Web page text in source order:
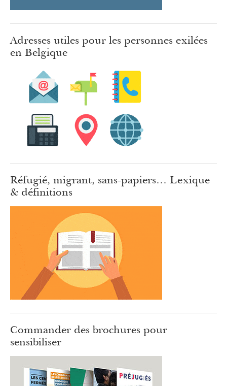
Adresses utiles pour les personnes exilées
en Belgique
Réfugié, migrant, sans-papiers… Lexique
& définitions
Commander des brochures pour
sensibiliser